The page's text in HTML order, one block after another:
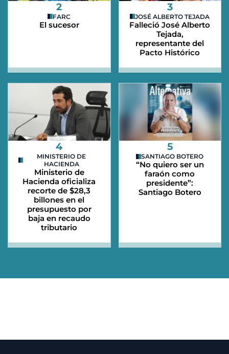
2
FARC
El sucesor
3
JOSÉ ALBERTO TEJADA
Falleció José Alberto
Tejada,
representante del
Pacto Histórico
4
MINISTERIO DE
HACIENDA
Ministerio de
Hacienda oficializa
recorte de $28,3
billones en el
presupuesto por
baja en recaudo
tributario
5
SANTIAGO BOTERO
“No quiero ser un
faraón como
presidente”:
Santiago Botero